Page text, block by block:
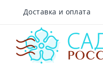
Доставка и оплата